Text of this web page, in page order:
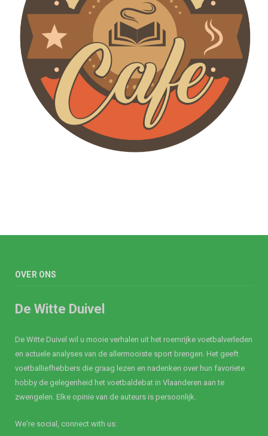
OVER ONS
De Witte Duivel
De Witte Duivel wil u mooie verhalen uit het roemrijke voetbalverleden
en actuele analyses van de allermooiste sport brengen. Het geeft
voetballiefhebbers die graag lezen en nadenken over hun favoriete
hobby de gelegenheid het voetbaldebat in Vlaanderen aan te
zwengelen. Elke opinie van de auteurs is persoonlijk.
We're social, connect with us: